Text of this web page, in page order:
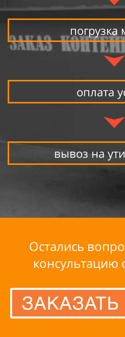
погрузка
оплата
вывоз на
Остались
консультацию